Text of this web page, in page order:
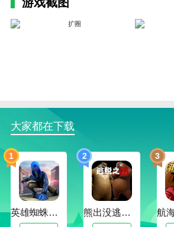
2.是否可以创建自己的社群？
扩圈应用重视用户安全和隐私保
社区管理制度和举报机制，禁止发布
为。您也可以在设置中控制个人信
自己的隐私。
应用特色
1、我们还会为你进行智能推荐
合你的好友哦，让你们之间更亲密的
大家都在下载
1
英雄蜘蛛侠绳索格斗城市模拟器
2
熊出没逃脱之路
3